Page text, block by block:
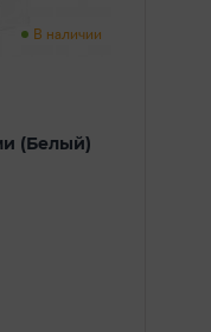
В наличии
(Белый)